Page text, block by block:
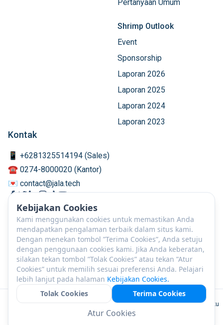
Kebijakan Cookies
Kami menggunakan cookies untuk memastikan Anda
mendapatkan pengalaman terbaik dalam situs kami.
Dengan menekan tombol ”Terima Cookies”, Anda setuju
dengan penggunaan cookies kami. Jika Anda keberatan,
silakan tekan tombol ”Tolak Cookies” atau tekan ”Atur
Cookies” untuk memilih sesuai preferensi Anda. Pelajari
lebih lanjut pada halaman Kebijakan Cookies.
Tolak Cookies
Terima Cookies
Atur Cookies
Pertanyaan Umum
Shrimp Outlook
Event
Sponsorship
Laporan 2026
Laporan 2025
Laporan 2024
Laporan 2023
Kontak
📱 +6281325514194 (Sales)
☎️ 0274-8000020 (Kantor)
💌 contact@jala.tech
ID © 2026PT JALA Akuakultur Lestari Alamku